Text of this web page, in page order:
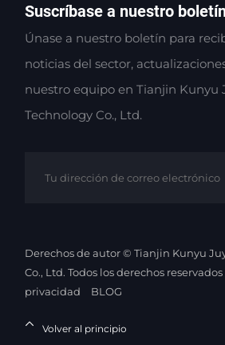
Suscríbase a nuestro
Únase a nuestro boletín para
noticias del sector,
nuestro equipo en Tianjin Kunyu
Technology Co., Ltd.
Derechos de autor © Tianjin Kunyu
Co., Ltd. Todos los derechos reservados
privacidad
BLOG
Volver al principio